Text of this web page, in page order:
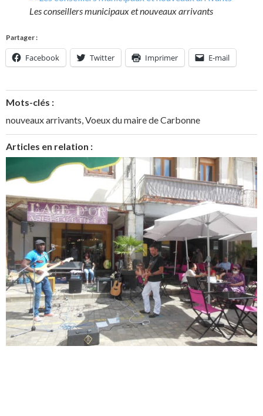
Les conseillers municipaux et nouveaux arrivants
Partager :
Facebook Twitter Imprimer E-mail
Mots-clés :
nouveaux arrivants,Voeux du maire de Carbonne
Articles en relation :